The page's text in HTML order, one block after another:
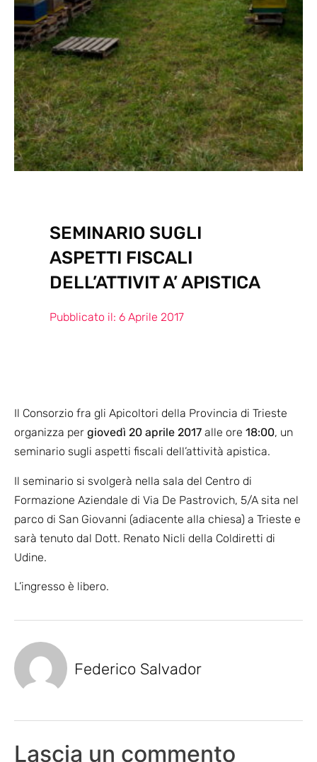
SEMINARIO SUGLI
ASPETTI FISCALI
DELL’ATTIVIT A’ APISTICA
Pubblicato il: 6 Aprile 2017
Il Consorzio fra gli Apicoltori della Provincia di Trieste
organizza per giovedì 20 aprile 2017 alle ore 18:00, un
seminario sugli aspetti fiscali dell’attività apistica.
Il seminario si svolgerà nella sala del Centro di
Formazione Aziendale di Via De Pastrovich, 5/A sita nel
parco di San Giovanni (adiacente alla chiesa) a Trieste e
sarà tenuto dal Dott. Renato Nicli della Coldiretti di
Udine.
L’ingresso è libero.
Federico Salvador
Lascia un commento